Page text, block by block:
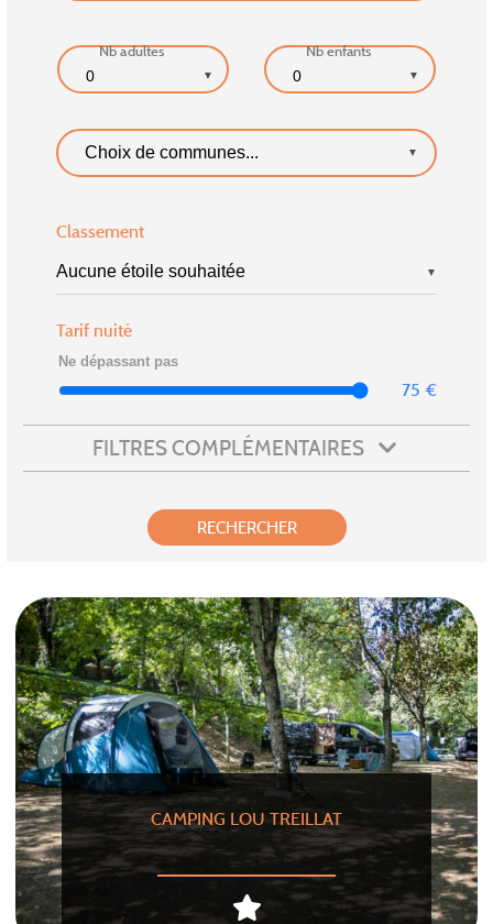
▼
Nb adultes
▼
Nb enfants
▼
Classement
▼
Tarif nuité
75 €
FILTRES COMPLÉMENTAIRES
CAMPING LOU TREILLAT